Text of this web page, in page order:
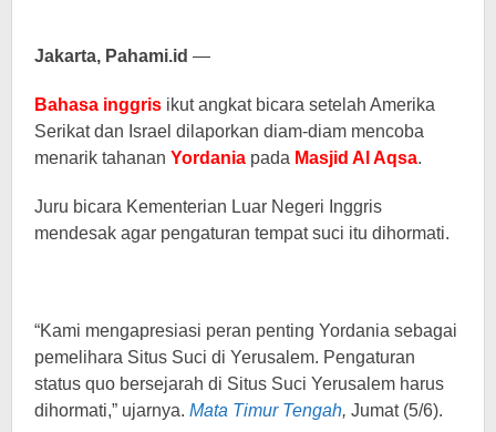
Jakarta, Pahami.id —
Bahasa inggris ikut angkat bicara setelah Amerika
Serikat dan Israel dilaporkan diam-diam mencoba
menarik tahanan Yordania pada Masjid Al Aqsa.
Juru bicara Kementerian Luar Negeri Inggris
mendesak agar pengaturan tempat suci itu dihormati.
“Kami mengapresiasi peran penting Yordania sebagai
pemelihara Situs Suci di Yerusalem. Pengaturan
status quo bersejarah di Situs Suci Yerusalem harus
dihormati,” ujarnya. Mata Timur Tengah, Jumat (5/6).